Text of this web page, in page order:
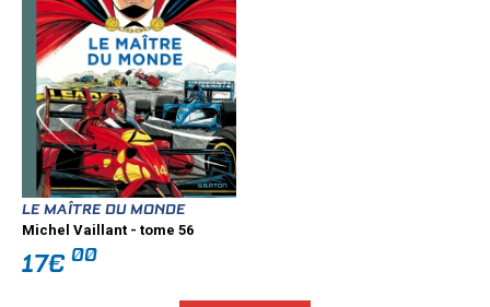
LE MAÎTRE DU MONDE
Michel Vaillant - tome 56
17€00